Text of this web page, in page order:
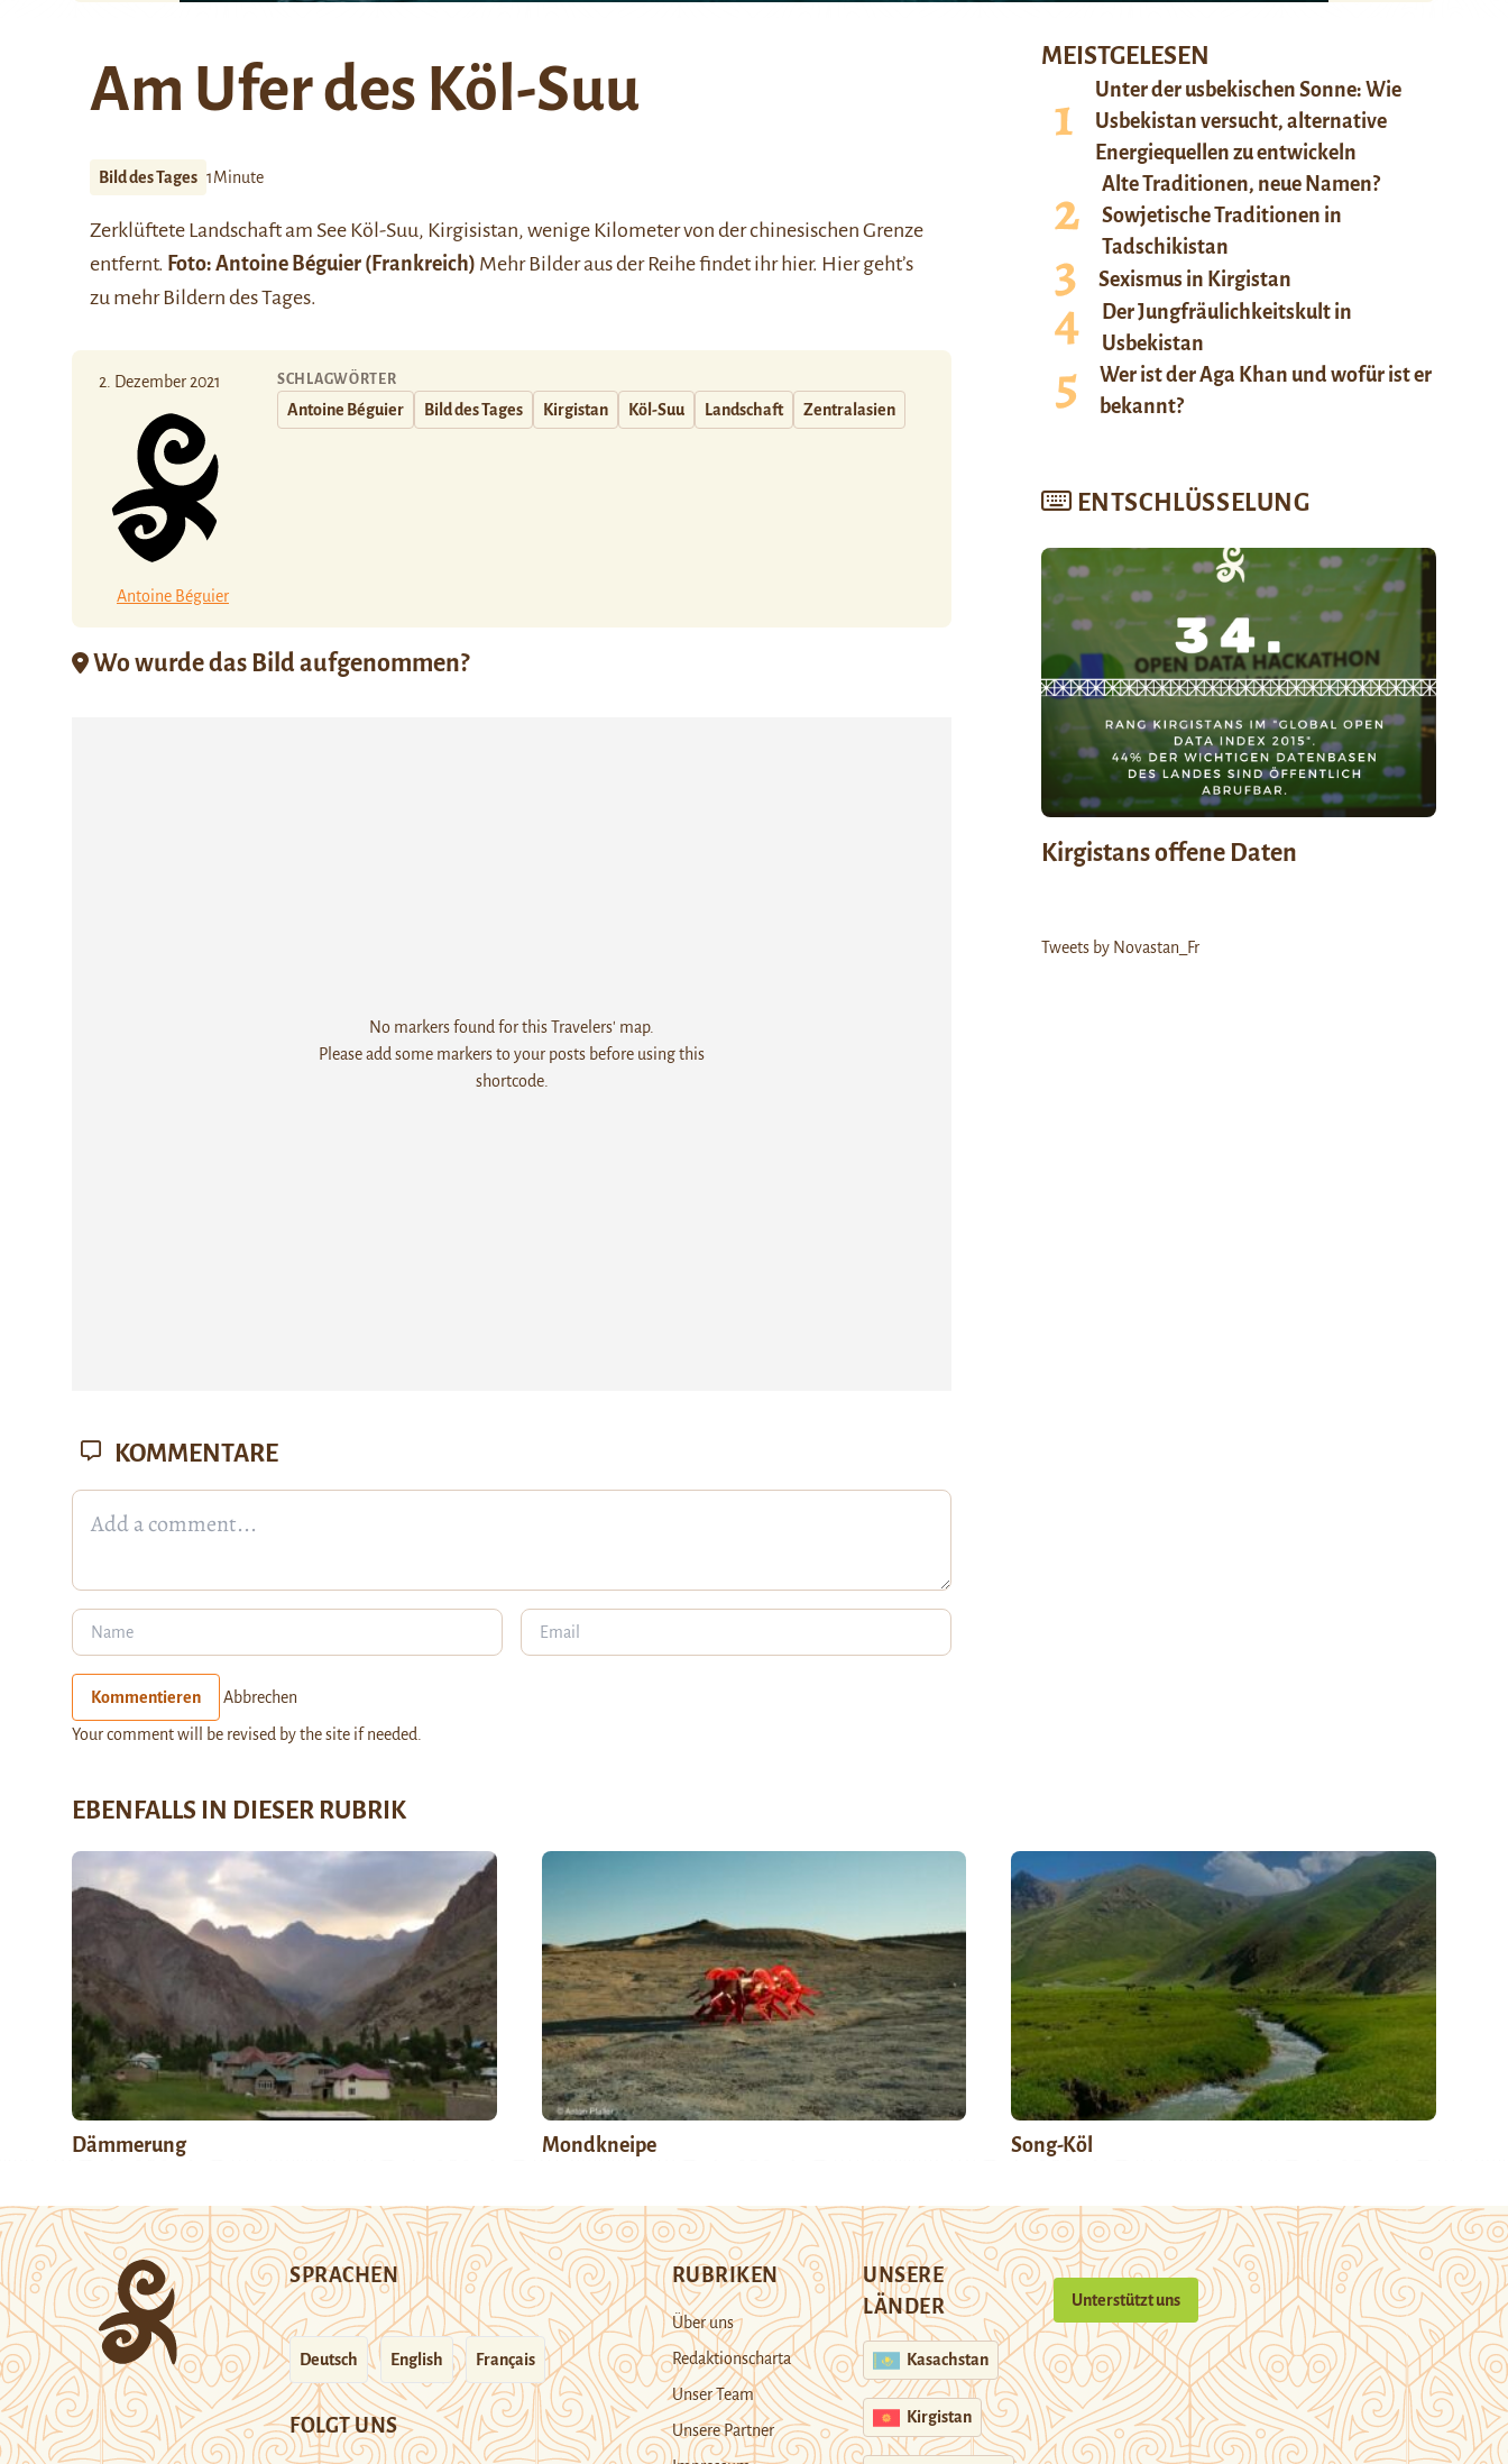
Am Ufer des Köl-Suu
Bild des Tages 1Minute
Zerklüftete Landschaft am See Köl-Suu, Kirgisistan, wenige Kilometer von der chinesischen Grenze
entfernt. Foto: Antoine Béguier (Frankreich) Mehr Bilder aus der Reihe findet ihr hier. Hiergeht’s
zu mehr Bildern des Tages.
2. Dezember 2021
Antoine Béguier
SCHLAGWÖRTER
Antoine Béguier Bild des Tages Kirgistan Köl-Suu Landschaft Zentralasien
Wo wurde das Bild aufgenommen?
No markers found for this Travelers' map.
Please add some markers to your posts before using this
shortcode.
MEISTGELESEN
Unter der usbekischen Sonne: Wie
Usbekistan versucht, alternative
Energiequellen zu entwickeln
Alte Traditionen, neue Namen?
Sowjetische Traditionen in
Tadschikistan
Sexismus in Kirgistan
Der Jungfräulichkeitskult in
Usbekistan
Wer ist der Aga Khan und wofür ist er
bekannt?
ENTSCHLÜSSELUNG
Kirgistans offene Daten
Tweets by Novastan_Fr
KOMMENTARE
Kommentieren Abbrechen
Your comment will be revised by the site if needed.
EBENFALLS IN DIESER RUBRIK
Dämmerung Mondkneipe Song-Köl
SPRACHEN
Deutsch English Français
FOLGT UNS
RUBRIKEN
Über uns
Redaktionscharta
Unser Team
Unsere Partner
UNSERE
LÄNDER
Kasachstan
Kirgistan
Unterstützt uns